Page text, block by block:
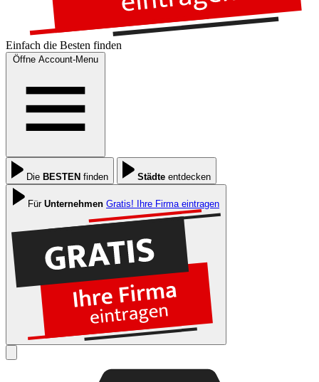
Einfach die Besten finden
Öffne Account-Menu
Die BESTEN finden Städte entdecken
Für Unternehmen Gratis! Ihre Firma eintragen